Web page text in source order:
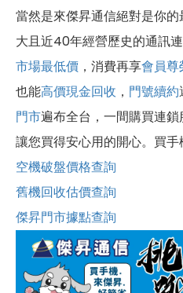
當然是來傑昇通信絕對是你
大且近40年經營歷史的通訊
市場最低價 ，消費再享會員尊
也能高價現金回收 ， 門號續約
門市遍布全台，一間購買連鎖
讓您買得安心用的開心。買手
空機破盤價格查詢
舊機回收估價查詢
傑昇門市據點查詢